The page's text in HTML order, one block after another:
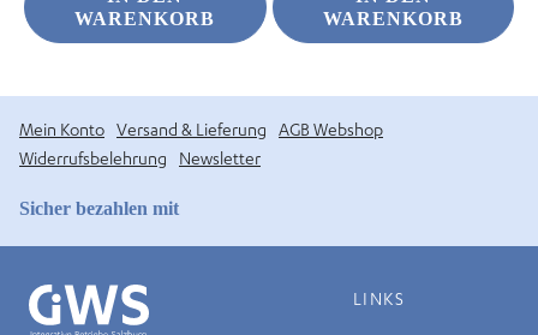
WARENKORB
WARENKORB
Mein Konto Versand & Lieferung
AGB Webshop
Widerrufsbelehrung
Newsletter
Sicher bezahlen mit
LINKS